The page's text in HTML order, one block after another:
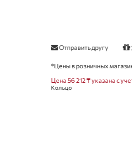
Отправить другу
*Цены в розничных
Цена 56 212 ₸ указана с
Кольцо